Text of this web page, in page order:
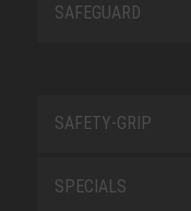
SAFEGUARD
SAFETY-GRIP
SPECIALS